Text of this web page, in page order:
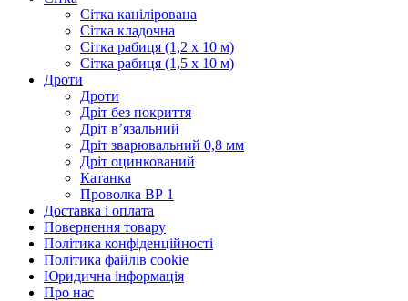
Сітка канілірована
Сітка кладочна
Сітка рабиця (1,2 x 10 м)
Сітка рабиця (1,5 x 10 м)
Дроти
Дроти
Дріт без покриття
Дріт в’язальний
Дріт зварювальний 0,8 мм
Дріт оцинкований
Катанка
Проволка ВР 1
Доставка і оплата
Повернення товару
Політика конфіденційності
Політика файлів cookie
Юридична інформація
Про нас